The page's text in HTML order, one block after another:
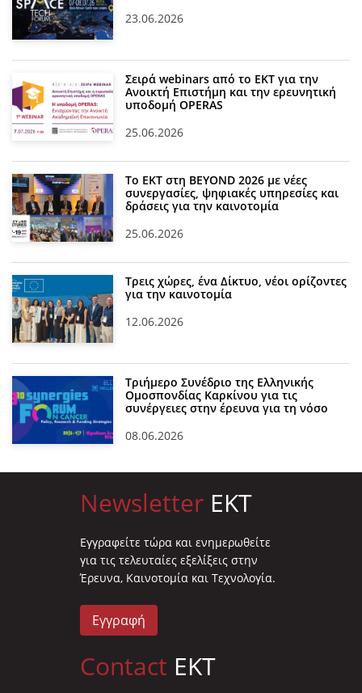
23.06.2026
Σειρά webinars από το ΕΚΤ για την
Ανοικτή Επιστήμη και την ερευνητική
υποδομή OPERAS
25.06.2026
Το ΕΚΤ στη BEYOND 2026 με νέες
συνεργασίες, ψηφιακές υπηρεσίες και
δράσεις για την καινοτομία
25.06.2026
Τρεις χώρες, ένα Δίκτυο, νέοι ορίζοντες
για την καινοτομία
12.06.2026
Τριήμερο Συνέδριο της Ελληνικής
Ομοσπονδίας Καρκίνου για τις
συνέργειες στην έρευνα για τη νόσο
08.06.2026
Newsletter EKT
Eγγραφείτε τώρα και ενημερωθείτε
για τις τελευταίες εξελίξεις στην
Έρευνα, Καινοτομία και Τεχνολογία.
Εγγραφή
Contact EKT